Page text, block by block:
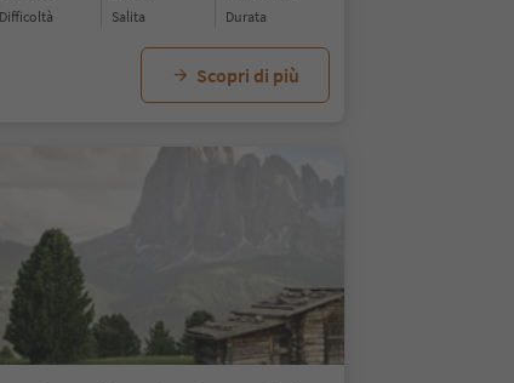
Difficoltà Salita durata
Scopri di più